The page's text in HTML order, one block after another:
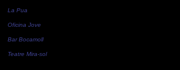
La Pua
Oficina Jove
Bar Bocamoll
Teatre Mira-sol